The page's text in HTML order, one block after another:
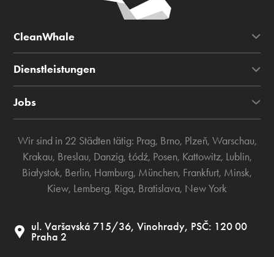
CleanWhale
Dienstleistungen
Jobs
Wir sind in 22 Städten tätig: Prag, Brno, Plzeň, Warschau,
Krakau, Breslau, Danzig, Łódź, Posen, Kattowitz, Lublin,
Białystok, Berlin, Hamburg, München, Frankfurt, Minsk,
Kiew, Lemberg, Riga, Bratislava, New York
ul. Varšavská 715/36, Vinohrady, PSČ: 120 00
Praha 2